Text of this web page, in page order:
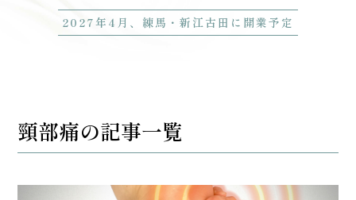
2027年4月、練馬・新江古田に開業予定
頸部痛の記事一覧